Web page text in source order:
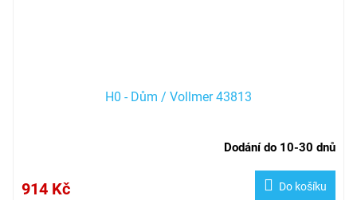
H0 - Dům / Vollmer 43813
Dodání do 10-30 dnů
914 Kč Do košíku